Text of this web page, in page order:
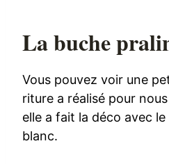
La buche
Vous pouvez voir une
riture a réalisé pour
elle a fait la déco avec
blanc.